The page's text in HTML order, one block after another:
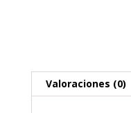
Valoraciones (0)